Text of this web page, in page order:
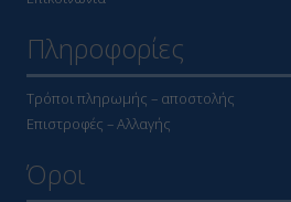
Πληροφορίες
Τρόποι πληρωμής – αποστολής
Επιστροφές – Αλλαγής
Όροι